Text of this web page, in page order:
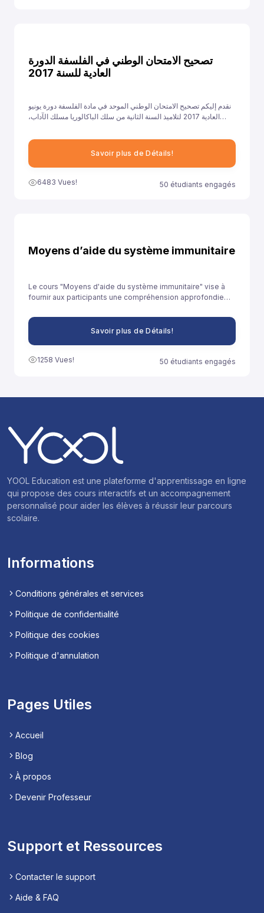
تصحيح الامتحان الوطني في الفلسفة الدورة
العادية للسنة 2017
نقدم إليكم تصحيح الامتحان الوطني الموحد في مادة الفلسفة دورة يونيو
العادية 2017 لتلاميذ السنة الثانية من سلك الباكالوريا مسلك الآداب،
باكالوريا آداب على الاستعداد الجيد لخوض غمار الامتحانات الوطنية
Savoir plus de Détails!
6483 Vues! 50 étudiants engagés
Moyens d’aide du système immunitaire
Le cours "Moyens d'aide du système immunitaire" vise à
fournir aux participants une compréhension approfondie
pour renforcer le système immunitaire et promouvoir la
Savoir plus de Détails!
1258 Vues! 50 étudiants engagés
YOOL Education est une plateforme d'apprentissage en ligne
qui propose des cours interactifs et un accompagnement
personnalisé pour aider les élèves à réussir leur parcours
scolaire.
Informations
Conditions générales et services
Politique de confidentialité
Politique des cookies
Politique d'annulation
Pages Utiles
Accueil
Blog
À propos
Devenir Professeur
Support et Ressources
Contacter le support
Aide & FAQ